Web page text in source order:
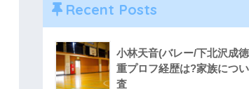
Recent Posts
小林天音(バレー/下北沢成
重プロフ経歴は?家族につ
査